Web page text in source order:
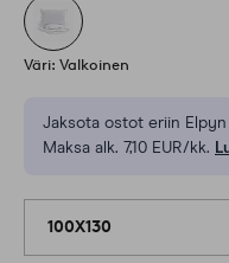
Väri: Valkoinen
Jaksota ostot eriin Elpyn
Maksa alk. 7,10 EUR/kk.
100X130